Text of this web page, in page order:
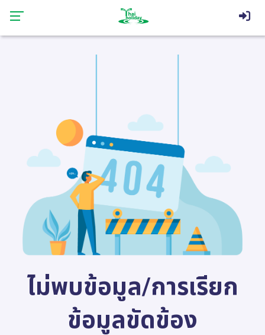
ไม่พบข้อมูล/การเรียก
ข้อมูลขัดข้อง